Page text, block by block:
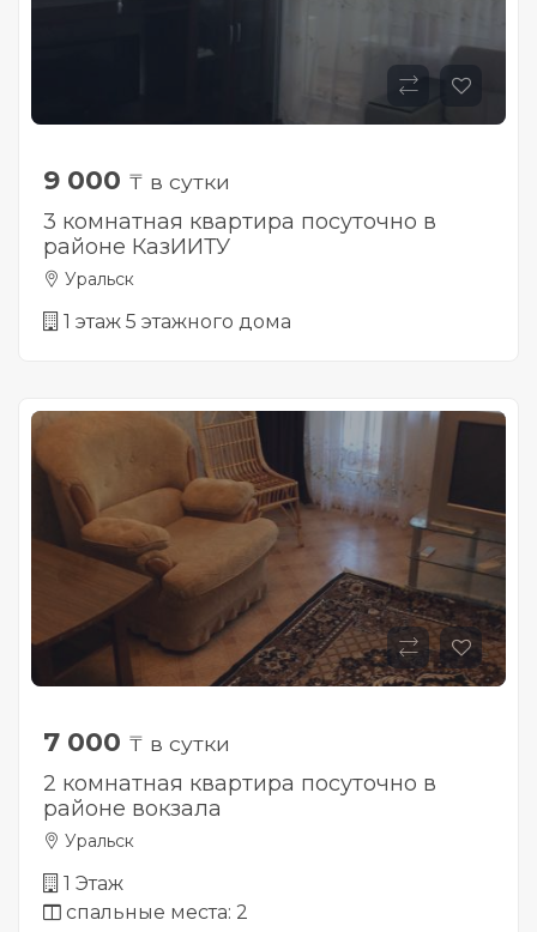
9 000 ₸ в сутки
3 комнатная квартира посуточно в
районе КазИИТУ
Уральск
1 этаж 5 этажного дома
7 000 ₸ в сутки
2 комнатная квартира посуточно в
районе вокзала
Уральск
1 Этаж
спальные места: 2